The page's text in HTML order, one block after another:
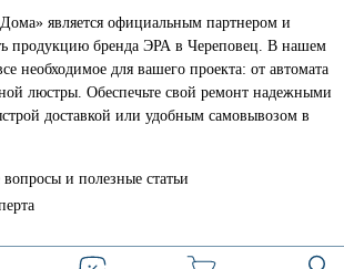
является официальным партнером и
продукцию бренда ЭРА в Череповец. В нашем
необходимое для вашего проекта: от автомата
люстры. Обеспечьте свой ремонт надежными
доставкой или удобным самовывозом в
вопросы и полезные статьи